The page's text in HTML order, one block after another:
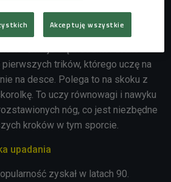
o to, żeby z podopiecznych od
trików, którego uczę na
na desce. Polega to na skoku z
To uczy równowagi i nawyku
nóg, co jest niezbędne
kroków w tym sporcie.
upadania
zyskał w latach 90.
Akceptuję wszystkie